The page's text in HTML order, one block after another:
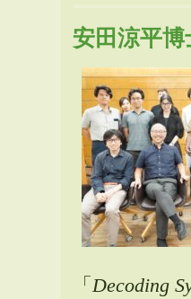
安田涼平
「 Decoding